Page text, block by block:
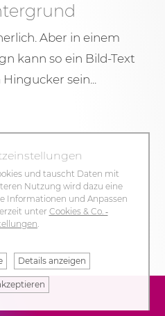
Aber in einem
kann so ein Bild-Text
sein...
und tauscht Daten mit
Nutzung wird dazu eine
Informationen und Anpassen
unter Cookies & Co. ‐
.
Details anzeigen